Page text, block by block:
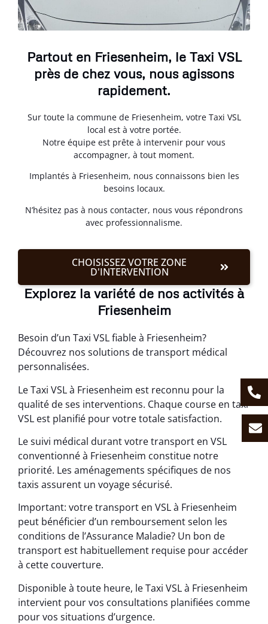
Partout en Friesenheim, le Taxi VSL
près de chez vous, nous agissons
rapidement.
Sur toute la commune de Friesenheim, votre Taxi VSL
local est à votre portée.
Notre équipe est prête à intervenir pour vous
accompagner, à tout moment.
Implantés à Friesenheim, nous connaissons bien les
besoins locaux.
N’hésitez pas à nous contacter, nous vous répondrons
avec professionnalisme.
CHOISISSEZ VOTRE ZONE
D'INTERVENTION
Explorez la variété de nos activités à
Friesenheim
Besoin d’un Taxi VSL fiable à Friesenheim?
Découvrez nos solutions de transport médical
personnalisées.
Le Taxi VSL à Friesenheim est reconnu pour la
qualité de ses interventions. Chaque course en taxi
VSL est planifié pour votre totale satisfaction.
Le suivi médical durant votre transport en VSL
conventionné à Friesenheim constitue notre
priorité. Les aménagements spécifiques de nos
taxis assurent un voyage sécurisé.
Important: votre transport en VSL à Friesenheim
peut bénéficier d’un remboursement selon les
conditions de l’Assurance Maladie? Un bon de
transport est habituellement requise pour accéder
à cette couverture.
Disponible à toute heure, le Taxi VSL à Friesenheim
intervient pour vos consultations planifiées comme
pour vos situations d’urgence.